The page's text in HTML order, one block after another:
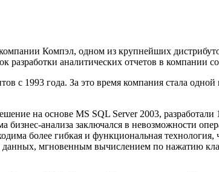
Компэл, одном из крупнейших
аналитических отчетов в компании
с 1993 года. За это время компания стала
на основе MS SQL Server 2003,
анализа заключался в невозможности
более гибкая и функциональная
мгновенным вычислением по нажатию